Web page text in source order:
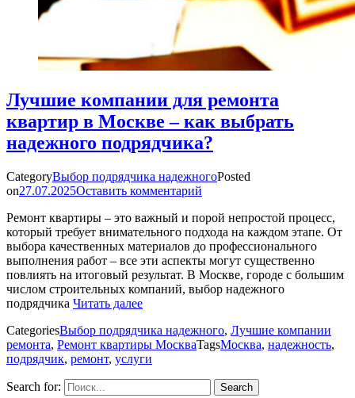
Лучшие компании для ремонта
квартир в Москве – как выбрать
надежного подрядчика?
CategoryВыбор подрядчика надежногоPosted
on27.07.2025Оставить комментарий
Ремонт квартиры – это важный и порой непростой процесс,
который требует внимательного подхода на каждом этапе. От
выбора качественных материалов до профессионального
выполнения работ – все эти аспекты могут существенно
повлиять на итоговый результат. В Москве, городе с большим
числом строительных компаний, выбор надежного
подрядчика Читать далее
CategoriesВыбор подрядчика надежного, Лучшие компании
ремонта, Ремонт квартиры МоскваTagsМосква, надежность,
подрядчик, ремонт, услуги
Search for: